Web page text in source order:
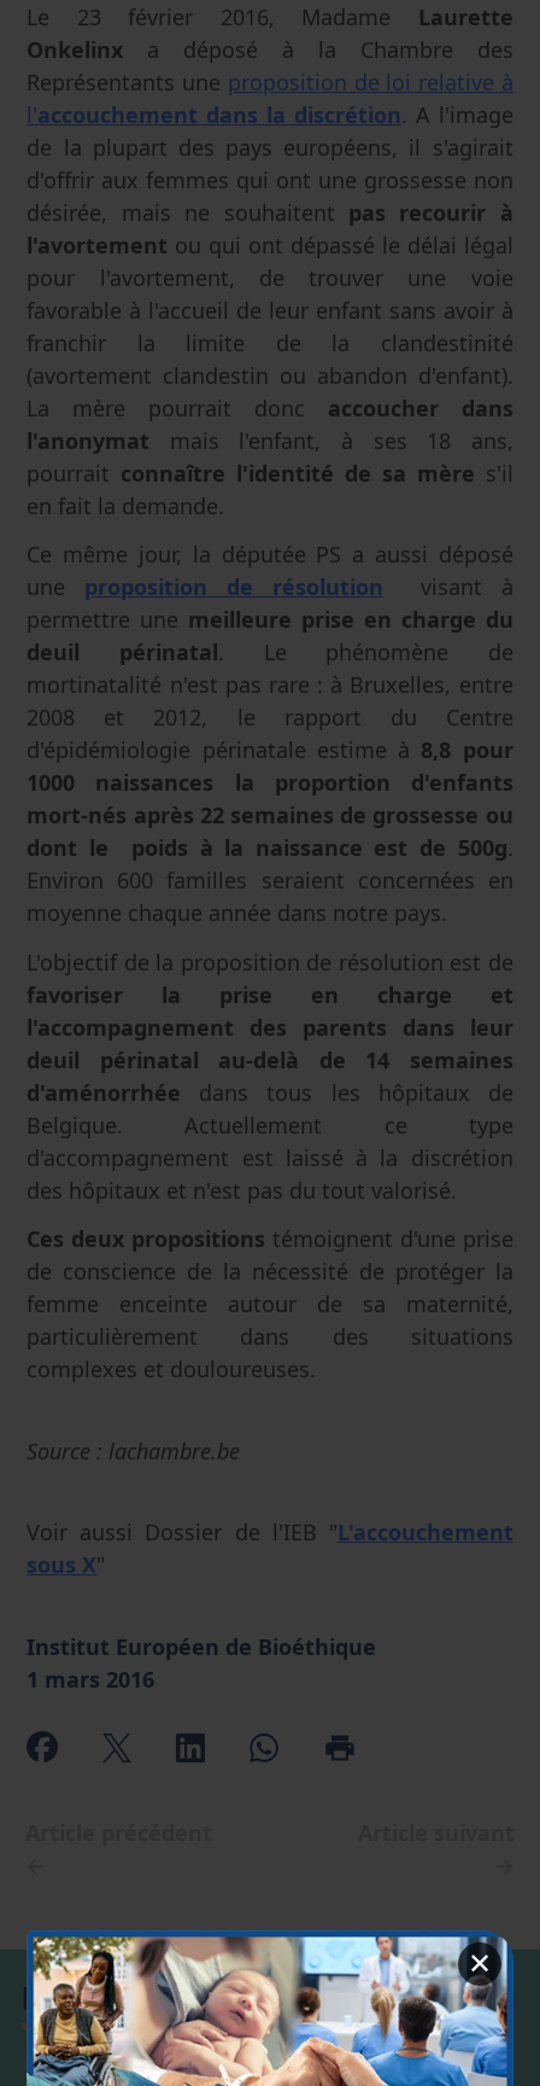
Le 23 février 2016, Madame
Laurette
Onkelinx a déposé à la Chambre des
Représentants une proposition de loi relative à
l'accouchement dans la discrétion. A l'image
de la plupart des pays européens, il s'agirait
d'offrir aux femmes qui ont une grossesse non
désirée, mais ne souhaitent pas recourir à
l'avortement ou qui ont dépassé le délai légal
pour l'avortement, de trouver une voie
favorable à l'accueil de leur enfant sans avoir à
franchir la limite de la clandestinité
(avortement clandestin ou abandon d'enfant).
La mère pourrait donc accoucher dans
l'anonymat mais l'enfant, à ses 18 ans,
pourrait connaître l'identité de sa mère s'il
en fait la demande.
Ce même jour, la députée PS a aussi déposé
une proposition de résolution visant à
permettre une meilleure prise en charge du
deuil périnatal. Le phénomène de
mortinatalité n'est pas rare : à Bruxelles, entre
2008 et 2012, le rapport du Centre
d'épidémiologie périnatale estime à 8,8 pour
1000 naissances la proportion d'enfants
mort-nés après 22 semaines de grossesse ou
dont le poids à la naissance est de 500g.
Environ 600 familles seraient concernées en
moyenne chaque année dans notre pays.
L'objectif de la proposition de résolution est de
favoriser la prise en charge et
l'accompagnement des parents dans leur
deuil périnatal au-delà de 14 semaines
d'aménorrhée dans tous les hôpitaux de
Belgique. Actuellement ce type
d'accompagnement est laissé à la discrétion
des hôpitaux et n'est pas du tout valorisé.
Ces deux propositions témoignent d'une prise
de conscience de la nécessité de protéger la
femme enceinte autour de sa maternité,
particulièrement dans des situations
complexes et douloureuses.
Source : lachambre.be
Voir aussi Dossier de l'IEB "L'accouchement
sous X"
Institut Européen de Bioéthique
1 mars 2016
✕
Fertilité et grossesse Début de vie